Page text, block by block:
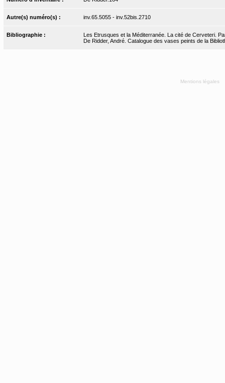
Autre(s) numéro(s) : inv.65.5055 - inv.52bis.2710
Bibliographie :
Les Etrusques et la Méditerranée. La cité de Cerveteri.
De Ridder, André. Catalogue des vases peints de la
Mentions légales